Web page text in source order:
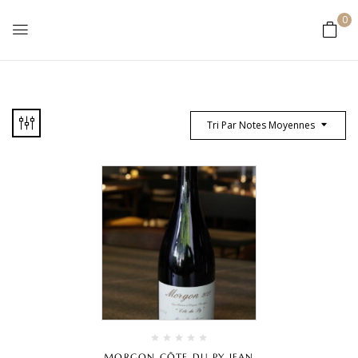
0
Tri Par Notes Moyennes